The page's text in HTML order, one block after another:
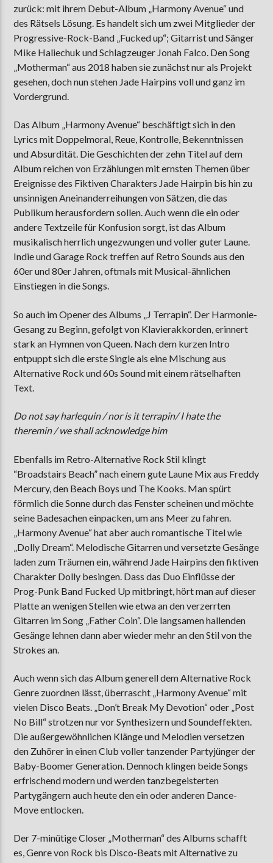
zurück: mit ihrem Debut-Album „Harmony Avenue“ und
des Rätsels Lösung. Es handelt sich um zwei Mitglieder der
Progressive-Rock-Band „Fucked up“; Gitarrist und Sänger
Mike Haliechuk und Schlagzeuger Jonah Falco. Den Song
„Motherman“ aus 2018 haben sie zunächst nur als Projekt
gesehen, doch nun stehen Jade Hairpins voll und ganz im
Vordergrund.
Das Album „Harmony Avenue“ beschäftigt sich in den
Lyrics mit Doppelmoral, Reue, Kontrolle, Bekenntnissen
und Absurdität. Die Geschichten der zehn Titel auf dem
Album reichen von Erzählungen mit ernsten Themen über
Ereignisse des Fiktiven Charakters Jade Hairpin bis hin zu
unsinnigen Aneinanderreihungen von Sätzen, die das
Publikum herausfordern sollen. Auch wenn die ein oder
andere Textzeile für Konfusion sorgt, ist das Album
musikalisch herrlich ungezwungen und voller guter Laune.
Indie und Garage Rock treffen auf Retro Sounds aus den
60er und 80er Jahren, oftmals mit Musical-ähnlichen
Einstiegen in die Songs.
So auch im Opener des Albums „J Terrapin“. Der Harmonie-
Gesang zu Beginn, gefolgt von Klavierakkorden, erinnert
stark an Hymnen von Queen. Nach dem kurzen Intro
entpuppt sich die erste Single als eine Mischung aus
Alternative Rock und 60s Sound mit einem rätselhaften
Text.
Do not say harlequin / nor is it terrapin/ I hate the
theremin / we shall acknowledge him
Ebenfalls im Retro-Alternative Rock Stil klingt
“Broadstairs Beach” nach einem gute Laune Mix aus Freddy
Mercury, den Beach Boys und The Kooks. Man spürt
förmlich die Sonne durch das Fenster scheinen und möchte
seine Badesachen einpacken, um ans Meer zu fahren.
„Harmony Avenue“ hat aber auch romantische Titel wie
„Dolly Dream“. Melodische Gitarren und versetzte Gesänge
laden zum Träumen ein, während Jade Hairpins den fiktiven
Charakter Dolly besingen. Dass das Duo Einflüsse der
Prog-Punk Band Fucked Up mitbringt, hört man auf dieser
Platte an wenigen Stellen wie etwa an den verzerrten
Gitarren im Song „Father Coin“. Die langsamen hallenden
Gesänge lehnen dann aber wieder mehr an den Stil von the
Strokes an.
Auch wenn sich das Album generell dem Alternative Rock
Genre zuordnen lässt, überrascht „Harmony Avenue“ mit
vielen Disco Beats. „Don’t Break My Devotion“ oder „Post
No Bill“ strotzen nur vor Synthesizern und Soundeffekten.
Die außergewöhnlichen Klänge und Melodien versetzen
den Zuhörer in einen Club voller tanzender Partyjünger der
Baby-Boomer Generation. Dennoch klingen beide Songs
erfrischend modern und werden tanzbegeisterten
Partygängern auch heute den ein oder anderen Dance-
Move entlocken.
Der 7-minütige Closer „Motherman“ des Albums schafft
es, Genre von Rock bis Disco-Beats mit Alternative zu